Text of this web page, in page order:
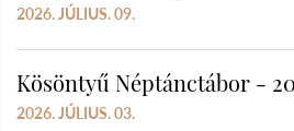
2026. JÚLIUS. 09.
Kösöntyű Néptánctábor -
2026. JÚLIUS. 03.